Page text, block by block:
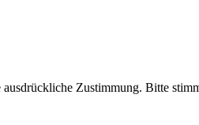
Zustimmung. Bitte